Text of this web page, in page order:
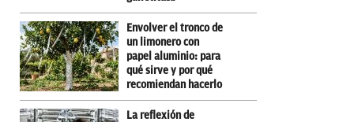
Envolver el tronco de
un limonero con
papel aluminio: para
qué sirve y por qué
recomiendan hacerlo
La reflexión de